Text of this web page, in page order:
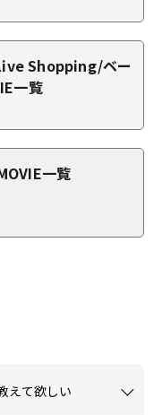
Shopping/ベー
一覧
一覧
えて欲しい